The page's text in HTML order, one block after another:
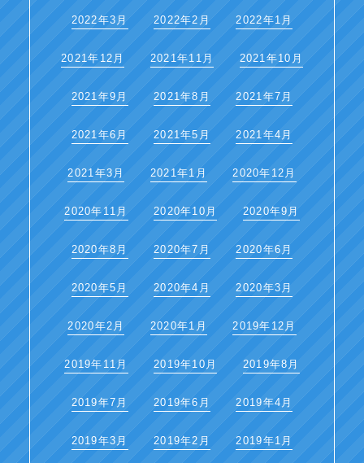
2022年3月 2022年2月 2022年1月
2021年12月 2021年11月 2021年10月
2021年9月 2021年8月 2021年7月
2021年6月 2021年5月 2021年4月
2021年3月 2021年1月 2020年12月
2020年11月 2020年10月 2020年9月
2020年8月 2020年7月 2020年6月
2020年5月 2020年4月 2020年3月
2020年2月 2020年1月 2019年12月
2019年11月 2019年10月 2019年8月
2019年7月 2019年6月 2019年4月
2019年3月 2019年2月 2019年1月